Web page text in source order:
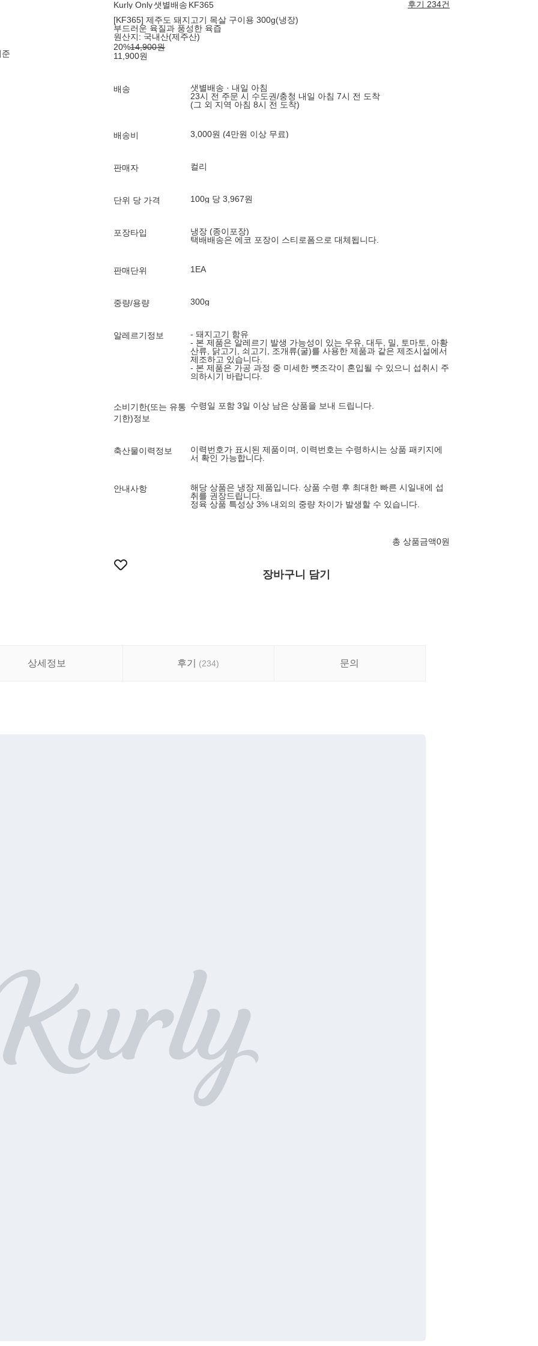
Kurly Only샛별배송 KF365
후기 234건
[KF365] 제주도 돼지고기 목살 구이용 300g(냉장)
부드러운 육질과 풍성한 육즙
원산지: 국내산(제주산)
20%14,900원
11,900원
배송
샛별배송 · 내일 아침
23시 전 주문 시 수도권/충청 내일 아침 7시 전 도착
(그 외 지역 아침 8시 전 도착)
배송비 3,000원 (4만원 이상 무료)
판매자 컬리
단위 당 가격 100g 당 3,967원
포장타입
냉장 (종이포장)
택배배송은 에코 포장이 스티로폼으로 대체됩니다.
판매단위 1EA
중량/용량 300g
알레르기정보
- 돼지고기 함유
- 본 제품은 알레르기 발생 가능성이 있는 우유, 대두, 밀, 토마토, 아황
산류, 닭고기, 쇠고기, 조개류(굴)를 사용한 제품과 같은 제조시설에서
제조하고 있습니다.
- 본 제품은 가공 과정 중 미세한 뼛조각이 혼입될 수 있으니 섭취시 주
소비기한(또는 유통
기한)정보
수령일 포함 3일 이상 남은 상품을 보내 드립니다.
축산물이력정보
이력번호가 표시된 제품이며, 이력번호는 수령하시는 상품 패키지에
서 확인 가능합니다.
안내사항
해당 상품은 냉장 제품입니다. 상품 수령 후 최대한 빠른 시일내에 섭
취를 권장드립니다.
정육 상품 특성상 3% 내외의 중량 차이가 발생할 수 있습니다.
총 상품금액0원
장바구니 담기
상세정보 후기 (234) 문의